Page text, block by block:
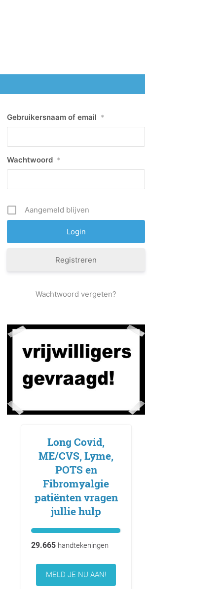
Gebruikersnaam of email *
Wachtwoord *
Aangemeld blijven
Registreren
Wachtwoord vergeten?
Long Covid,
ME/CVS, Lyme,
POTS en
Fibromyalgie
patiënten vragen
jullie hulp
29.665handtekeningen
MELD JE NU AAN!